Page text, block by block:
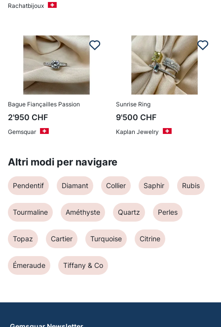
Rachatbijoux
Bague Fiançailles Passion
2'950 CHF
Gemsquar
Sunrise Ring
9'500 CHF
Kaplan Jewelry
Altri modi per navigare
Pendentif Diamant Collier Saphir Rubis
Tourmaline Améthyste Quartz Perles
Topaz Cartier Turquoise Citrine
Émeraude Tiffany & Co